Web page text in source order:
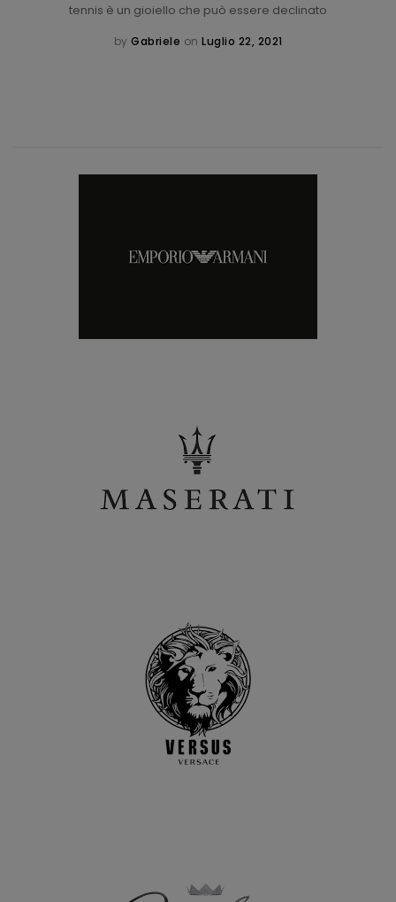
tennis è un gioiello che può essere declinato
by Gabriele on Luglio 22, 2021